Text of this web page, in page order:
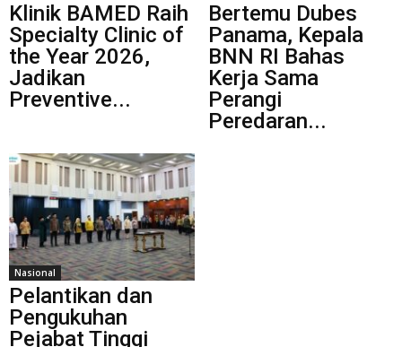
Klinik BAMED Raih
Specialty Clinic of
the Year 2026,
Jadikan
Preventive...
Bertemu Dubes
Panama, Kepala
BNN RI Bahas
Kerja Sama
Perangi
Peredaran...
Nasional
Pelantikan dan
Pengukuhan
Pejabat Tinggi